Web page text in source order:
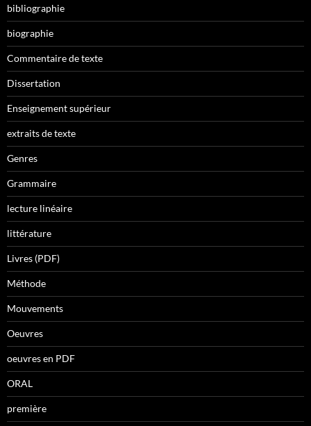
bibliographie
biographie
Commentaire de texte
Dissertation
Enseignement supérieur
extraits de texte
Genres
Grammaire
lecture linéaire
littérature
Livres (PDF)
Méthode
Mouvements
Oeuvres
oeuvres en PDF
ORAL
première